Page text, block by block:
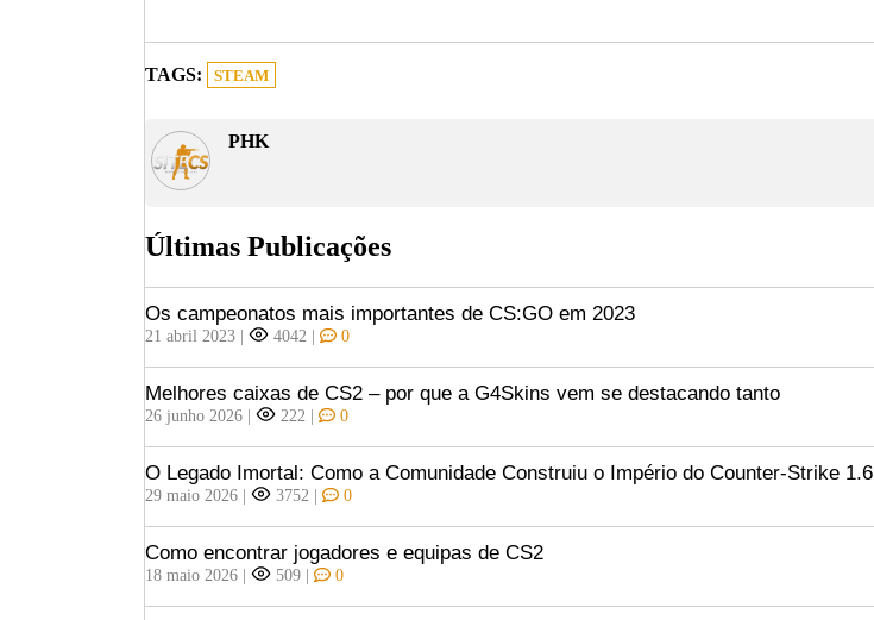
TAGS: STEAM
PHK
Últimas Publicações
Os campeonatos mais importantes de CS:GO em 2023
21 abril 2023 | 4042 | 0
Melhores caixas de CS2 – por que a G4Skins vem se destacando tanto
26 junho 2026 | 222 | 0
O Legado Imortal: Como a Comunidade Construiu o Império do Counter-Strike 1.6
29 maio 2026 | 3752 | 0
Como encontrar jogadores e equipas de CS2
18 maio 2026 | 509 | 0